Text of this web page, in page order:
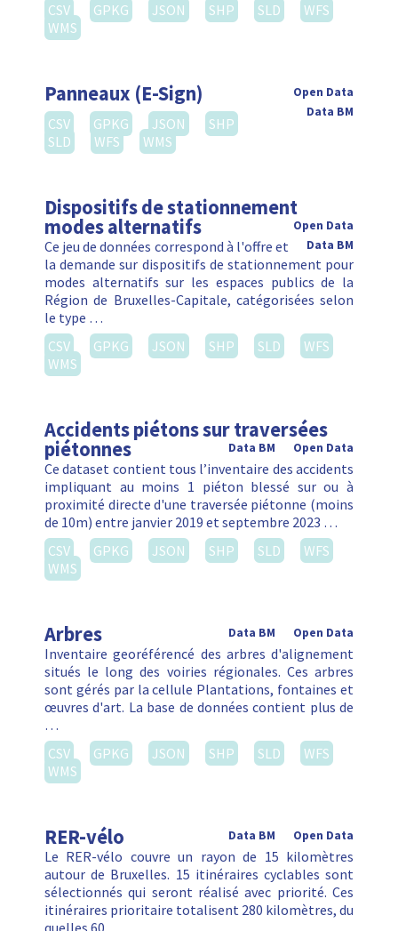
CSV
GPKG JSON SHP SLD
WFS
WMS
Panneaux (E-Sign)
Open Data
Data BM
CSV GPKG JSON
SHP
SLD
WFS WMS
Dispositifs de stationnement
modes alternatifs
Open Data
Data BM
Ce jeu de données correspond à l'offre et
la demande sur dispositifs de stationnement pour
modes alternatifs sur les espaces publics de la
Région de Bruxelles-Capitale, catégorisées selon
le type …
CSV
GPKG JSON SHP SLD
WFS
WMS
Accidents piétons sur traversées
piétonnes Open Data
Data BM
Ce dataset contient tous l’inventaire des accidents
impliquant au moins 1 piéton blessé sur ou à
proximité directe d'une traversée piétonne (moins
de 10m) entre janvier 2019 et septembre 2023 …
CSV
GPKG JSON SHP SLD
WFS
WMS
Arbres Open Data
Data BM
Inventaire georéférencé des arbres d'alignement
situés le long des voiries régionales. Ces arbres
sont gérés par la cellule Plantations, fontaines et
œuvres d'art. La base de données contient plus de
…
CSV
GPKG JSON SHP SLD
WFS
WMS
RER-vélo Open Data
Data BM
Le RER-vélo couvre un rayon de 15 kilomètres
autour de Bruxelles. 15 itinéraires cyclables sont
sélectionnés qui seront réalisé avec priorité. Ces
itinéraires prioritaire totalisent 280 kilomètres, du